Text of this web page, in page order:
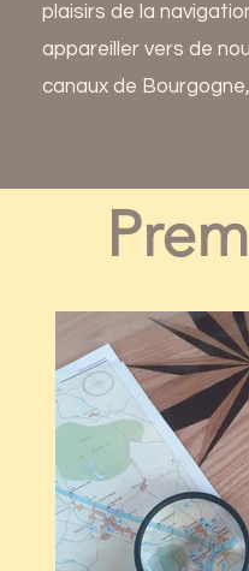
plaisirs de la
appareiller vers de
canaux de